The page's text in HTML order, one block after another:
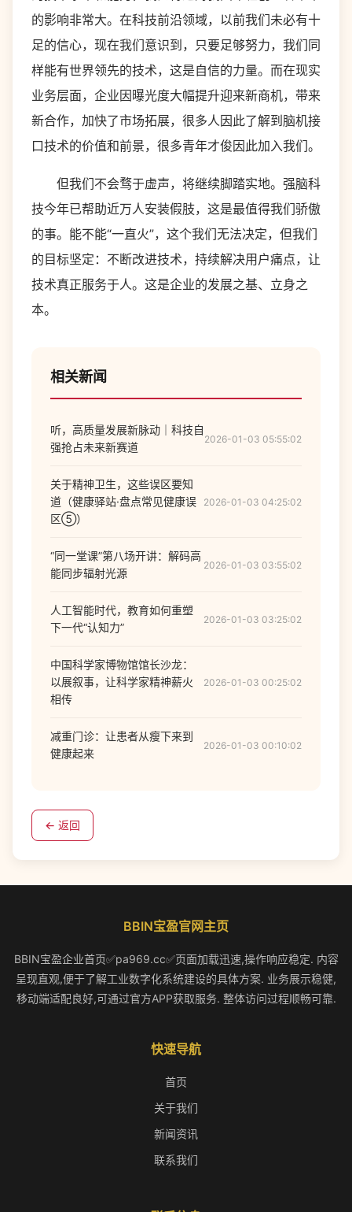
的影响非常大。在科技前沿领域，以前我们未必有十
足的信心，现在我们意识到，只要足够努力，我们同
样能有世界领先的技术，这是自信的力量。而在现实
业务层面，企业因曝光度大幅提升迎来新商机，带来
新合作，加快了市场拓展，很多人因此了解到脑机接
口技术的价值和前景，很多青年才俊因此加入我们。
但我们不会骛于虚声，将继续脚踏实地。强脑科
技今年已帮助近万人安装假肢，这是最值得我们骄傲
的事。能不能“一直火”，这个我们无法决定，但我们
的目标坚定：不断改进技术，持续解决用户痛点，让
技术真正服务于人。这是企业的发展之基、立身之
本。
相关新闻
听，高质量发展新脉动｜科技自
强抢占未来新赛道
2026-01-03 05:55:02
关于精神卫生，这些误区要知
道（健康驿站·盘点常见健康误
区⑤）
2026-01-03 04:25:02
“同一堂课”第八场开讲：解码高
能同步辐射光源
2026-01-03 03:55:02
人工智能时代，教育如何重塑
下一代“认知力”
2026-01-03 03:25:02
中国科学家博物馆馆长沙龙：
以展叙事，让科学家精神薪火
相传
2026-01-03 00:25:02
减重门诊：让患者从瘦下来到
健康起来
2026-01-03 00:10:02
← 返回
BBIN宝盈官网主页
BBIN宝盈企业首页✅pa969.cc✅页面加载迅速,操作响应稳定. 内容
呈现直观,便于了解工业数字化系统建设的具体方案. 业务展示稳健,
移动端适配良好,可通过官方APP获取服务. 整体访问过程顺畅可靠.
快速导航
首页
关于我们
新闻资讯
联系我们